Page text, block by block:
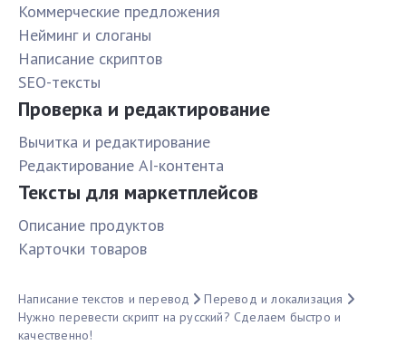
Коммерческие предложения
Нейминг и слоганы
Написание скриптов
SEO-тексты
Проверка и редактирование
Вычитка и редактирование
Редактирование AI-контента
Тексты для маркетплейсов
Описание продуктов
Карточки товаров
Написание текстов и перевод
Перевод и локализация
Нужно перевести скрипт на русский? Сделаем быстро и
качественно!